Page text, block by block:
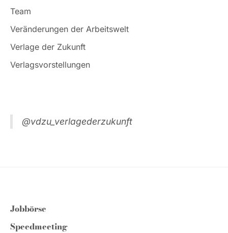
Team
Veränderungen der Arbeitswelt
Verlage der Zukunft
Verlagsvorstellungen
@vdzu_verlagederzukunft
Jobbörse
Speedmeeting